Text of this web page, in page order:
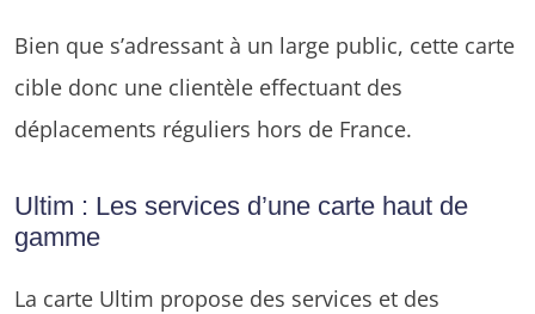
Bien que s’adressant à un large public, cette carte
cible donc une clientèle effectuant des
déplacements réguliers hors de France.
Ultim : Les services d’une carte haut de
gamme
La carte Ultim propose des services et des